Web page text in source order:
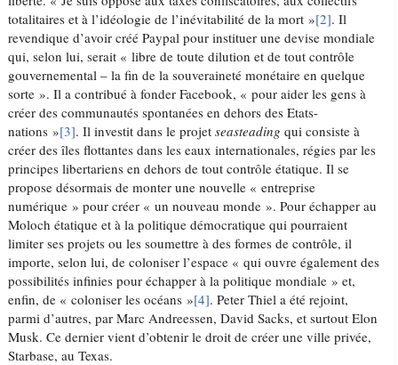
totalitaires et à l’idéologie de l’inévitabilité de la mort »[2]. Il
revendique d’avoir créé Paypal pour instituer une devise mondiale
qui, selon lui, serait « libre de toute dilution et de tout contrôle
gouvernemental – la fin de la souveraineté monétaire en quelque
sorte ». Il a contribué à fonder Facebook, « pour aider les gens à
créer des communautés spontanées en dehors des Etats-
nations »[3]. Il investit dans le projetseasteadingqui consiste à
créer des îles flottantes dans les eaux internationales, régies par les
principes libertariens en dehors de tout contrôle étatique. Il se
propose désormais de monter une nouvelle « entreprise
numérique » pour créer « un nouveau monde ». Pour échapper au
Moloch étatique et à la politique démocratique qui pourraient
limiter ses projets ou les soumettre à des formes de contrôle, il
importe, selon lui, de coloniser l’espace « qui ouvre également des
possibilités infinies pour échapper à la politique mondiale » et,
enfin, de « coloniser les océans »[4]. Peter Thiel a été rejoint,
parmi d’autres, par Marc Andreessen, David Sacks, et surtout Elon
Musk. Ce dernier vient d’obtenir le droit de créer une ville privée,
Starbase, au Texas.